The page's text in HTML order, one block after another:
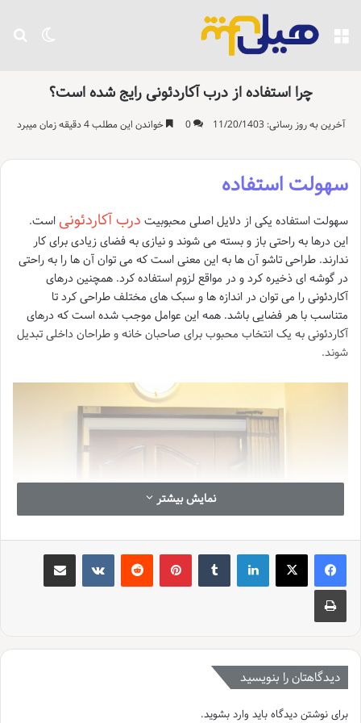
تغییر منو
چرا استفاده از درب آکاردئونی رایج شده است؟
آخرین به روز رسانی: 11/20/1403 0 خواندن این مطلب 4 دقیقه زمان میبرد
سهولت استفاده
سهولت استفاده یکی از دلایل اصلی محبوبیت درب آکاردئونی است.
این درها به راحتی باز و بسته می شوند و نیازی به فضای زیادی برای کار
ندارند. طراحی تاشو آن ها به این معنی است که می توان آن ها را به راحتی
در گوشه ای ذخیره کرد و در مواقع لزوم استفاده کرد. همچنین درهای
آکاردئونی را می توان در اندازه ها و سبک های مختلف طراحی کرد تا
متناسب با هر فضایی باشد. همه این عوامل موجب شده است که درهای
آکاردئونی به یک انتخاب محبوب برای صاحبان خانه و طراحان داخلی تبدیل
شوند.
نمایش بیشتر
لینکدین ‫تامبلر ‫پین‌ترست‫رددیت ‫VKontakteاشتراک گذاری از طریق ایمیل
چاپ
دیدگاهتان را بنویسید
برای نوشتن دیدگاه باید وارد بشوید.